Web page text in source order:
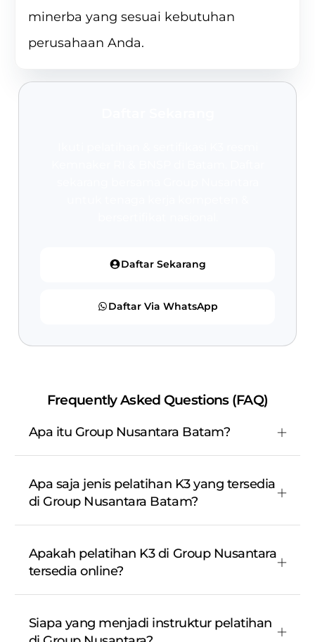
minerba yang sesuai kebutuhan
perusahaan Anda.
Daftar Sekarang
Daftar Via WhatsApp
Frequently Asked Questions (FAQ)
Apa itu Group Nusantara Batam?
Apa saja jenis pelatihan K3 yang tersedia
di Group Nusantara Batam?
Apakah pelatihan K3 di Group Nusantara
tersedia online?
Siapa yang menjadi instruktur pelatihan